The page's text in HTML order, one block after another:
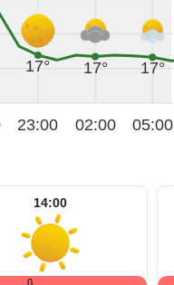
17° 17° 17°
23:00 02:00 05:00
14:00